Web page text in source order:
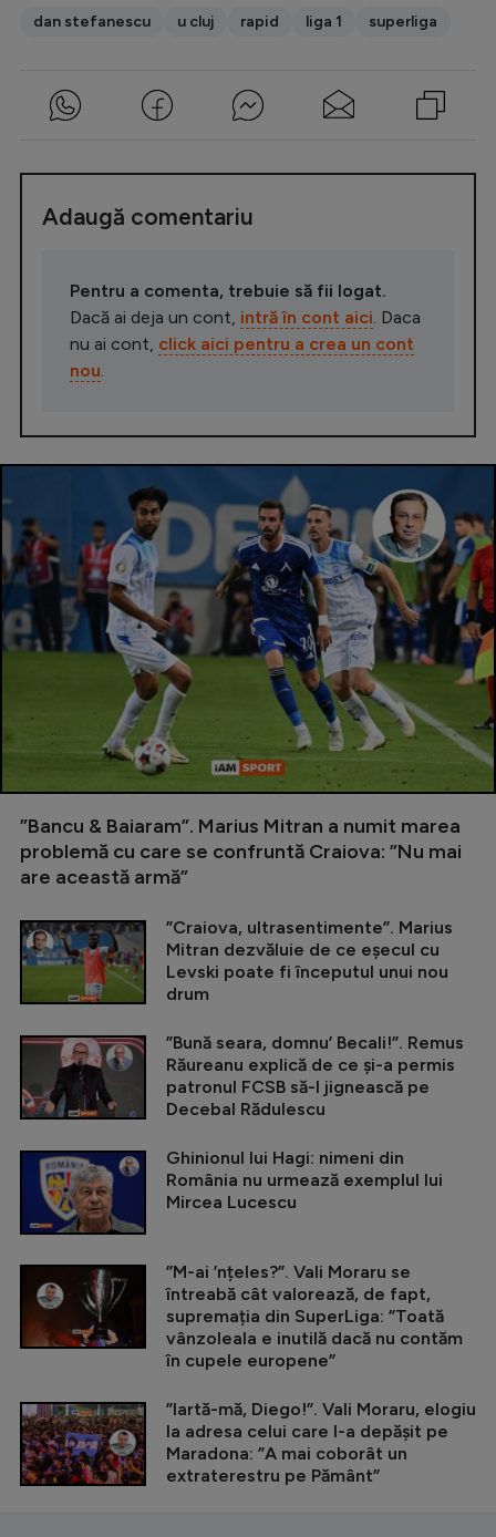
dan stefanescu u cluj rapid liga 1 superliga
Adaugă comentariu
Pentru a comenta, trebuie să fii logat.
Dacă ai deja un cont, intră în cont aici . Daca
nu ai cont, click aici pentru a crea un cont
nou
”Bancu & Baiaram”. Marius Mitran a numit marea
problemă cu care se confruntă Craiova: ”Nu mai
are această armă”
”Craiova, ultrasentimente”. Marius
Mitran dezvăluie de ce eșecul cu
Levski poate fi începutul unui nou
drum
”Bună seara, domnu’ Becali!”. Remus
Răureanu explică de ce și-a permis
patronul FCSB să-l jignească pe
Decebal Rădulescu
Ghinionul lui Hagi: nimeni din
România nu urmează exemplul lui
Mircea Lucescu
”M-ai ’nțeles?”. Vali Moraru se
întreabă cât valorează, de fapt,
supremația din SuperLiga: ”Toată
vânzoleala e inutilă dacă nu contăm
în cupele europene”
”Iartă-mă, Diego!”. Vali Moraru, elogiu
la adresa celui care l-a depășit pe
Maradona: ”A mai coborât un
extraterestru pe Pământ”